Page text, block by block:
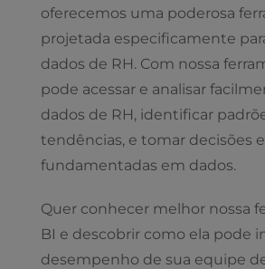
oferecemos uma poderosa
projetada especificamente
dados de RH. Com nossa
pode acessar e analisar
dados de RH, identificar
tendências, e tomar decisões
fundamentadas em dados.
Quer conhecer melhor nossa
BI e descobrir como ela pode
desempenho de sua equipe